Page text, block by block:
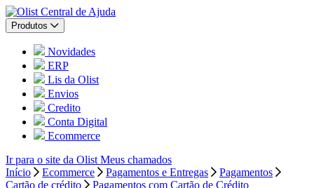
Central de Ajuda
Produtos
Novidades
ERP
Lis da Olist
Envios
Credito
Conta Digital
Ecommerce
Ir para o site da Olist Meus chamados
Início
Ecommerce Pagamentos e Entregas
Pagamentos
Cartão de crédito
Pagamentos com Cartão de Crédito